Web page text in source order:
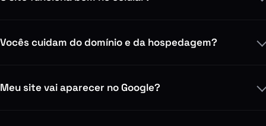
Vocês cuidam do domínio e da hospedagem?
Meu site vai aparecer no Google?